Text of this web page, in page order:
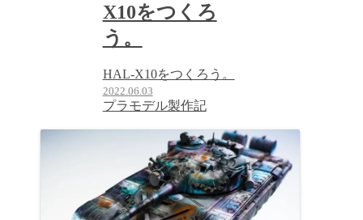
X10をつくろ
う。
HAL-X10をつくろう。
2022.06.03
プラモデル製作記